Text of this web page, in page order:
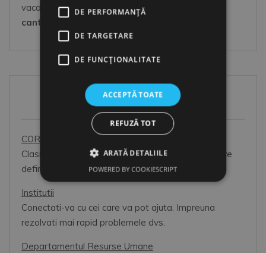
vacanta, in orice loc acoperit wireless),
cantitate
HR Toolbox
COR 2026
Clasificarea Ocupatiilor din Romania: prim pas catre
definirea corecta a pozitiilor din organizatie.
Institutii
Conectati-va cu cei care va pot ajuta. Impreuna
rezolvati mai rapid problemele dvs.
Departamentul Resurse Umane
DE PERFORMANȚĂ
DE TARGETARE
DE FUNCŢIONALITATE
ACCEPTĂ TOATE
REFUZĂ TOT
ARATĂ DETALIILE
POWERED BY COOKIESCRIPT